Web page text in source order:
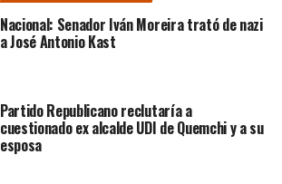
Nacional: Senador Iván Moreira trató de nazi
a José Antonio Kast
Partido Republicano reclutaría a
cuestionado ex alcalde UDI de Quemchi y a su
esposa